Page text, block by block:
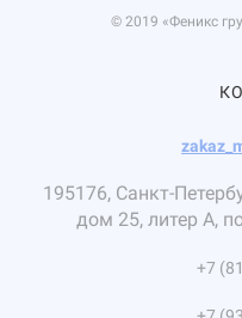
© 2019 «Феникс
195176, Санкт-
дом 25, литер А,
+7